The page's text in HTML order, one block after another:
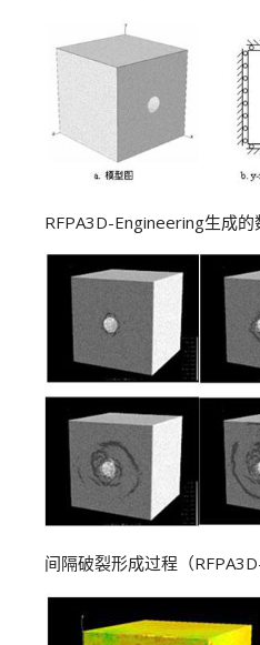
RFPA3D-Engineering生成
间隔破裂形成过程（